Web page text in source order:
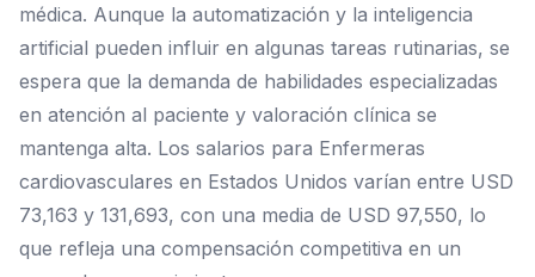
médica. Aunque la automatización y la inteligencia
artificial pueden influir en algunas tareas rutinarias, se
espera que la demanda de habilidades especializadas
en atención al paciente y valoración clínica se
mantenga alta. Los salarios para Enfermeras
cardiovasculares en Estados Unidos varían entre USD
73,163 y 131,693, con una media de USD 97,550, lo
que refleja una compensación competitiva en un